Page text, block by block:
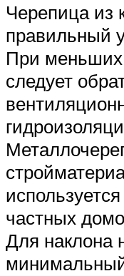
Черепица из
правильный
При меньших
следует
частных
Для наклона